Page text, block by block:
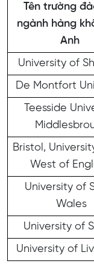
Tên trường
ngành hàng
Anh
University of
De Montfort
Teesside
Bristol,
West of
University of
Wales
University of
University of